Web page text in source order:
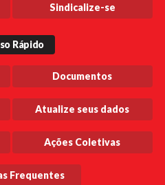
Sindicalize-se
Rápido
Documentos
Atualize seus dados
Ações Coletivas
Frequentes